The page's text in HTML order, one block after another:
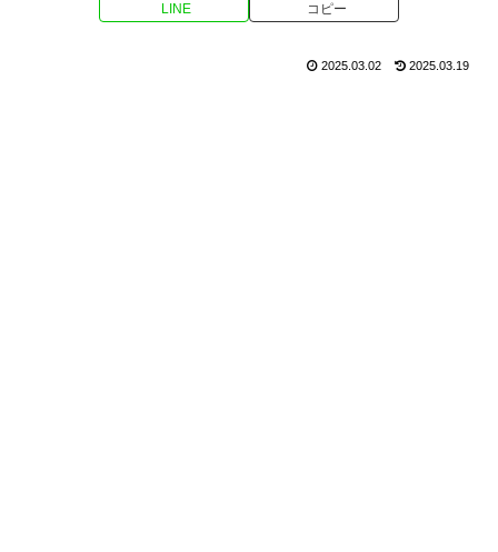
LINE コピー
2025.03.02 2025.03.19